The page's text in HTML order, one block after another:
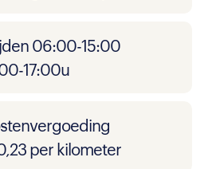
06:00-15:00
17:00u
per kilometer